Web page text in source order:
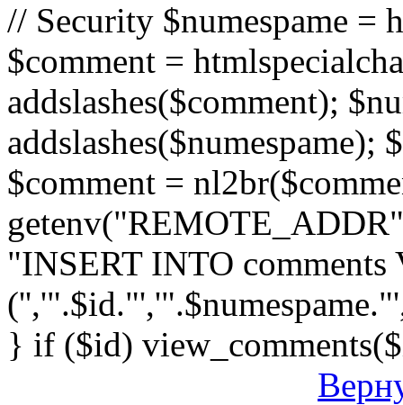
// Security $numespame =
$comment =
addslashes($comment);
addslashes($numespame);
$comment =
"INSERT INTO comments
} if ($id)